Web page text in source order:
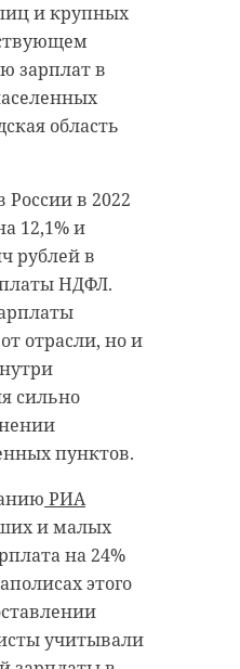
и крупных
зарплат в
область
России в 2022
12,1% и
рублей в
НДФЛ.
отрасли, но и
сильно
пунктов.
РИА
и малых
на 24%
этого
учитывали